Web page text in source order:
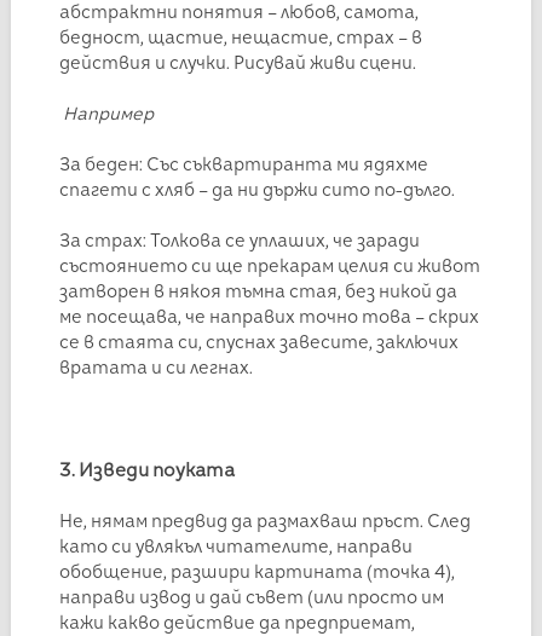
абстрактни понятия – любов, самота,
бедност, щастие, нещастие, страх – в
действия и случки. Рисувай живи сцени.
Например
За беден: Със съквартиранта ми ядяхме
спагети с хляб – да ни държи сито по-дълго.
За страх: Толкова се уплаших, че заради
състоянието си ще прекарам целия си живот
затворен в някоя тъмна стая, без никой да
ме посещава, че направих точно това – скрих
се в стаята си, спуснах завесите, заключих
вратата и си легнах.
3. Изведи поуката
Не, нямам предвид да размахваш пръст. След
като си увлякъл читателите, направи
обобщение, разшири картината (точка 4),
направи извод и дай съвет (или просто им
кажи какво действие да предприемат,